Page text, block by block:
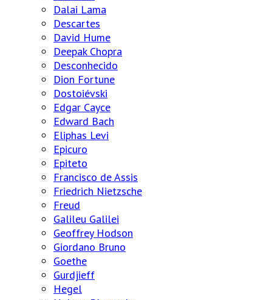
Dalai Lama
Descartes
David Hume
Deepak Chopra
Desconhecido
Dion Fortune
Dostoiévski
Edgar Cayce
Edward Bach
Eliphas Levi
Epicuro
Epiteto
Francisco de Assis
Friedrich Nietzsche
Freud
Galileu Galilei
Geoffrey Hodson
Giordano Bruno
Goethe
Gurdjieff
Hegel